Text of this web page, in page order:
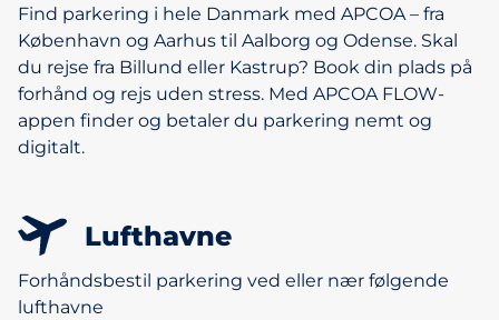
Find parkering i hele Danmark med APCOA – fra
København og Aarhus til Aalborg og Odense. Skal
du rejse fra Billund eller Kastrup? Book din plads på
forhånd og rejs uden stress. Med APCOA FLOW-
appen finder og betaler du parkering nemt og
digitalt.
Lufthavne
Forhåndsbestil parkering ved eller nær følgende
lufthavne